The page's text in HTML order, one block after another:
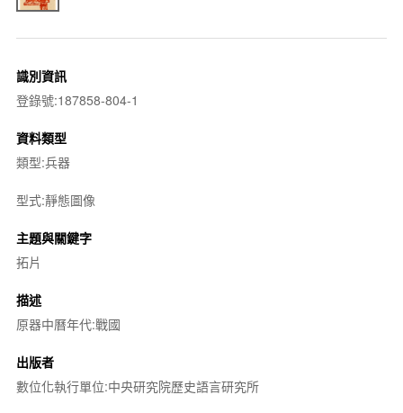
識別資訊
登錄號:187858-804-1
資料類型
類型:兵器
型式:靜態圖像
主題與關鍵字
拓片
描述
原器中曆年代:戰國
出版者
數位化執行單位:中央研究院歷史語言研究所